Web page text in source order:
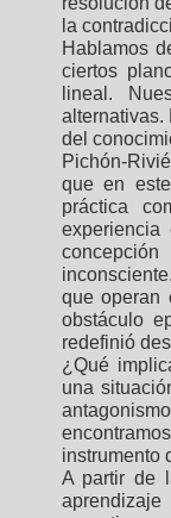
la
Hablamos
ciertos
lineal.
alternativas.
del
Pichón-
que en
práctica
que
obstáculo
redefinió
¿Qué
una
instrumento
A partir de